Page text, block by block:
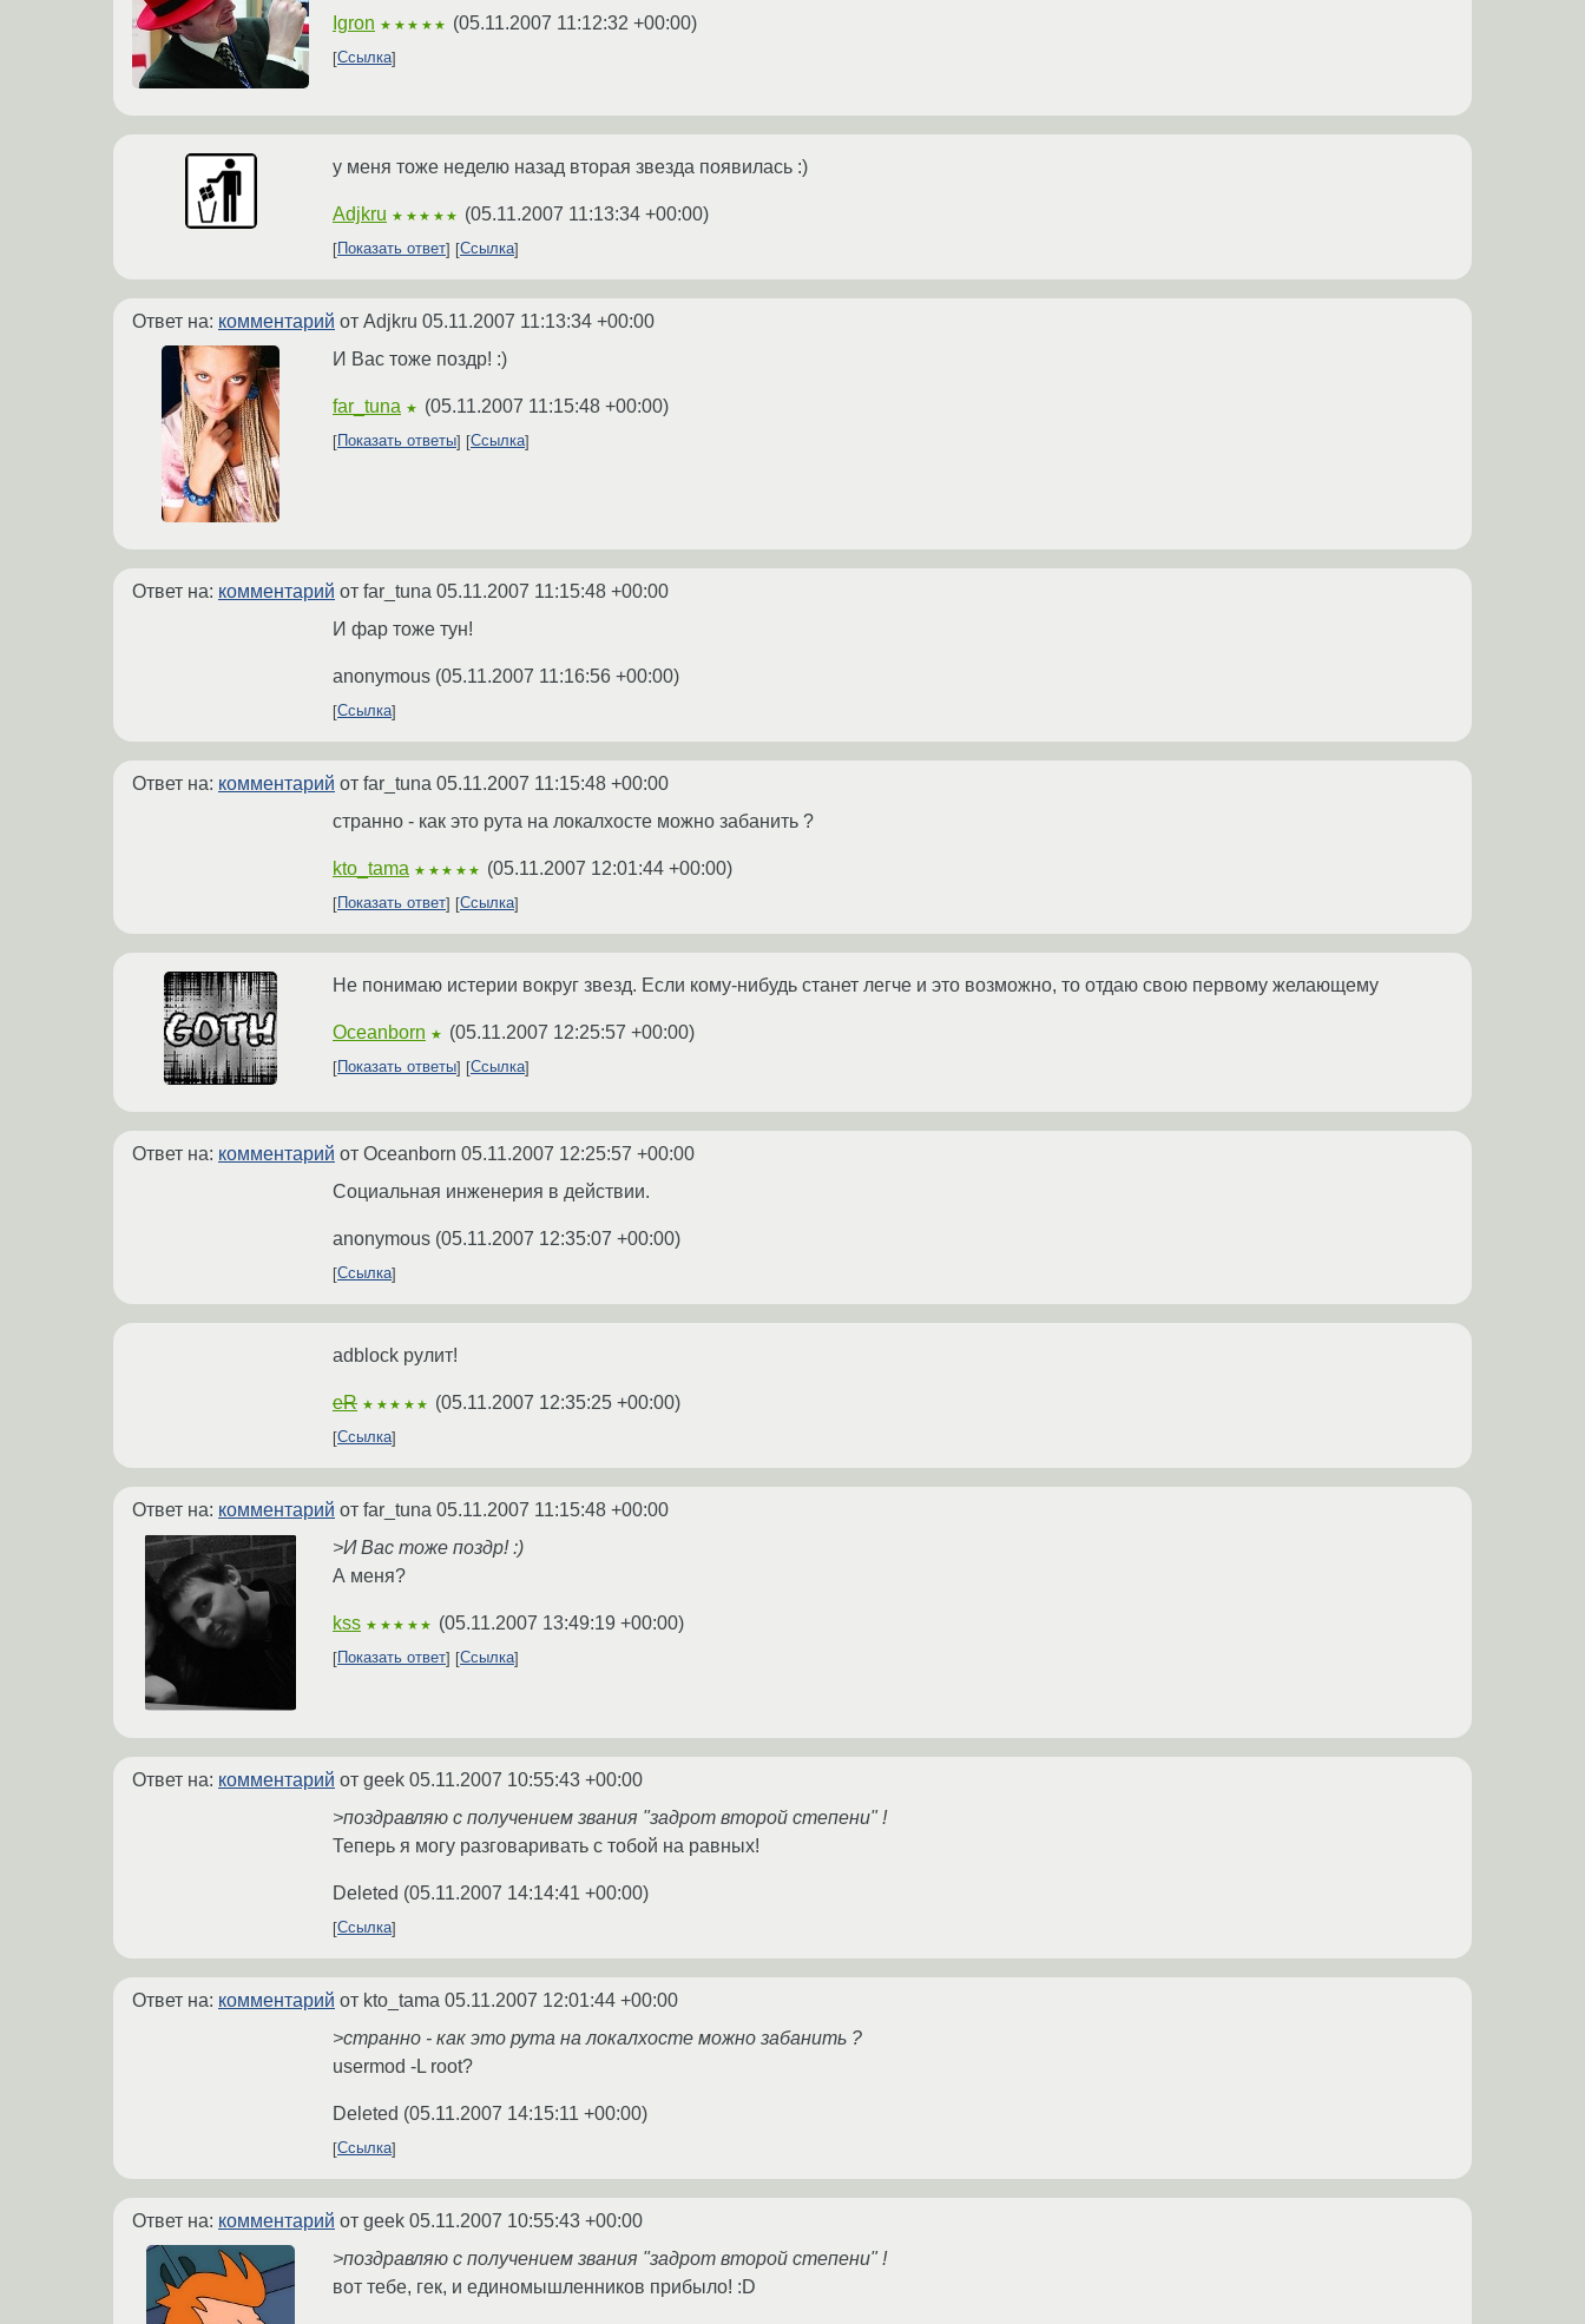
Igron ★★★★★ (05.11.2007 11:12:32 +00:00)
Ссылка
у меня тоже неделю назад вторая звезда появилась :)
Adjkru ★★★★★ (05.11.2007 11:13:34 +00:00)
Показать ответ Ссылка
Ответ на: комментарий от Adjkru 05.11.2007 11:13:34 +00:00
И Вас тоже поздр! :)
far_tuna ★ (05.11.2007 11:15:48 +00:00)
Показать ответы Ссылка
Ответ на: комментарий от far_tuna 05.11.2007 11:15:48 +00:00
И фар тоже тун!
anonymous (05.11.2007 11:16:56 +00:00)
Ссылка
Ответ на: комментарий от far_tuna 05.11.2007 11:15:48 +00:00
странно - как это рута на локалхосте можно забанить ?
kto_tama ★★★★★ (05.11.2007 12:01:44 +00:00)
Показать ответ Ссылка
Не понимаю истерии вокруг звезд. Если кому-нибудь станет легче и это возможно, то отдаю свою первому желающему
Oceanborn ★ (05.11.2007 12:25:57 +00:00)
Показать ответы Ссылка
Ответ на: комментарий от Oceanborn 05.11.2007 12:25:57 +00:00
Социальная инженерия в действии.
anonymous (05.11.2007 12:35:07 +00:00)
Ссылка
adblock рулит!
eR ★★★★★ (05.11.2007 12:35:25 +00:00)
Ссылка
Ответ на: комментарий от far_tuna 05.11.2007 11:15:48 +00:00
>И Вас тоже поздр! :)
А меня?
kss ★★★★★ (05.11.2007 13:49:19 +00:00)
Показать ответ Ссылка
Ответ на: комментарий от geek 05.11.2007 10:55:43 +00:00
>поздравляю с получением звания "задрот второй степени" !
Теперь я могу разговаривать с тобой на равных!
Deleted (05.11.2007 14:14:41 +00:00)
Ссылка
Ответ на: комментарий от kto_tama 05.11.2007 12:01:44 +00:00
>странно - как это рута на локалхосте можно забанить ?
usermod -L root?
Deleted (05.11.2007 14:15:11 +00:00)
Ссылка
Ответ на: комментарий от geek 05.11.2007 10:55:43 +00:00
>поздравляю с получением звания "задрот второй степени" !
вот тебе, гек, и единомышленников прибыло! :D